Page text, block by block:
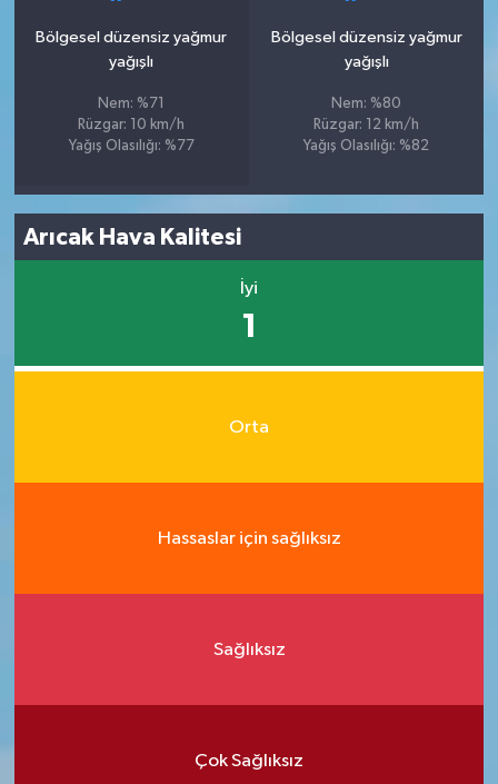
Bölgesel düzensiz yağmur
yağışlı
Nem: %71
Rüzgar: 10 km/h
Yağış Olasılığı: %77
Bölgesel düzensiz yağmur
yağışlı
Nem: %80
Rüzgar: 12 km/h
Yağış Olasılığı: %82
Arıcak Hava Kalitesi
İyi
1
Orta
Hassaslar için sağlıksız
Sağlıksız
Çok Sağlıksız